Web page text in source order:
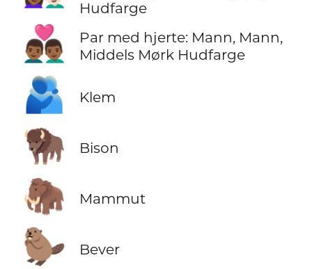
Hudfarge
👨🏾‍❤️‍👨🏾
Par med hjerte: Mann, Mann,
Middels Mørk Hudfarge
🫂 Klem
🦬 Bison
🦣 Mammut
🦫 Bever